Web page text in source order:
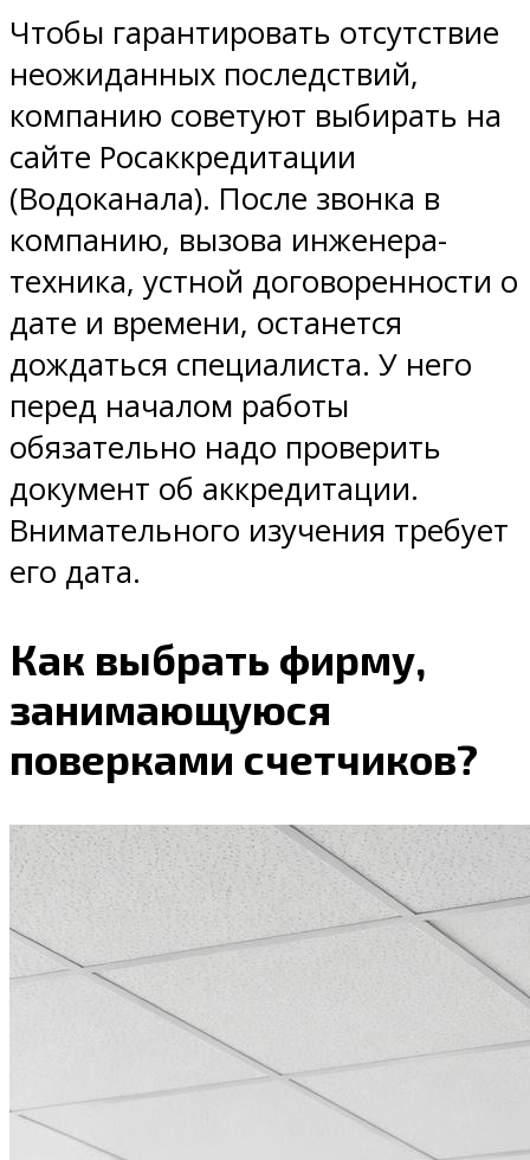
Чтобы гарантировать отсутствие
неожиданных последствий,
компанию советуют выбирать на
сайте Росаккредитации
(Водоканала). После звонка в
компанию, вызова инженера-
техника, устной договоренности о
дате и времени, останется
дождаться специалиста. У него
перед началом работы
обязательно надо проверить
документ об аккредитации.
Внимательного изучения требует
его дата.
Как выбрать фирму,
занимающуюся
поверками счетчиков?